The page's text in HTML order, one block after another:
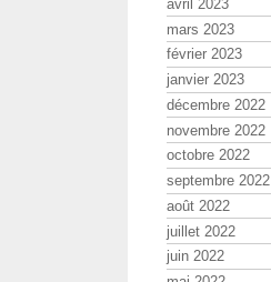
avril 2023
mars 2023
février 2023
janvier 2023
décembre 2022
novembre 2022
octobre 2022
septembre 2022
août 2022
juillet 2022
juin 2022